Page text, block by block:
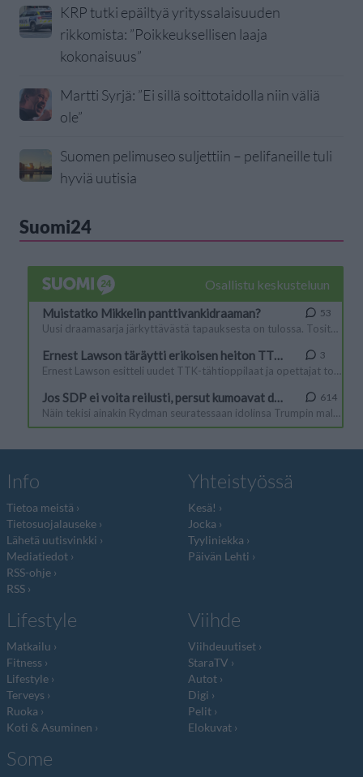
KRP tutki epäiltyä yrityssalaisuuden
rikkomista: ”Poikkeuksellisen laaja
kokonaisuus”
Martti Syrjä: ”Ei sillä soittotaidolla niin väliä
ole”
Suomen pelimuseo suljettiin – pelifaneille tuli
hyviä uutisia
Suomi24
Info
Tietoa meistä
Tietosuojalauseke
Lähetä uutisvinkki
Mediatiedot
RSS-ohje
RSS
Yhteistyössä
Kesä!
Jocka
Tyyliniekka
Päivän Lehti
Lifestyle
Matkailu
Fitness
Lifestyle
Terveys
Ruoka
Koti & Asuminen
Viihde
Viihdeuutiset
StaraTV
Autot
Digi
Pelit
Elokuvat
Some